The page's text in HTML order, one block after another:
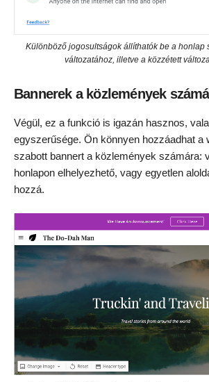
Különböző jogosultságok állíthatók be a honlap
változatához, illetve a közzétett
Bannerek a közlemények
Végül, ez a funkció is igazán hasznos,
egyszerűsége. Ön könnyen hozzáadhat a
szabott bannert a közlemények számára:
honlapon elhelyezhető, vagy egyetlen
hozzá.